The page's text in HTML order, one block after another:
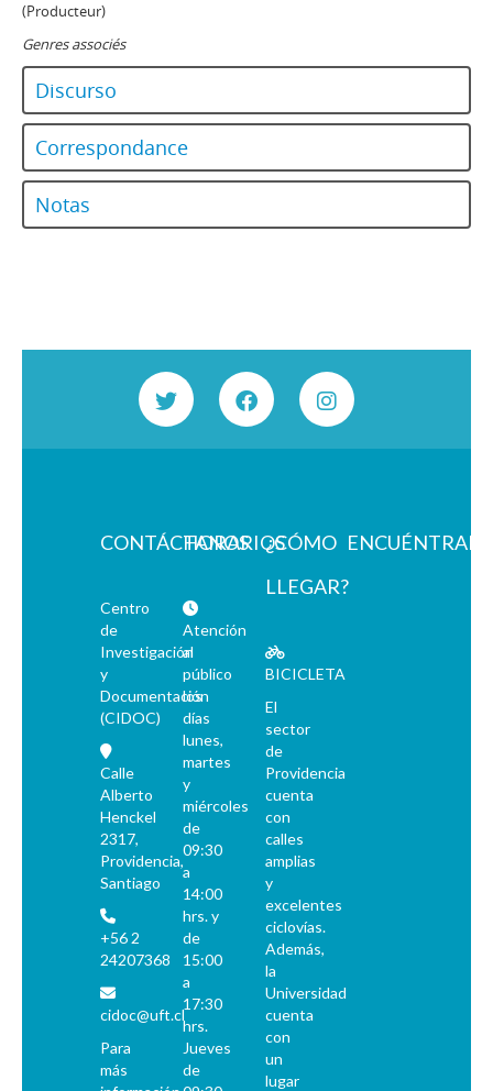
(Producteur)
Genres associés
Discurso
Correspondance
Notas
CONTÁCTANOS
Centro
de
Investigación
y
Documentación
(CIDOC)
Calle
Alberto
Henckel
2317,
Providencia,
Santiago
+56 2
24207368
cidoc@uft.cl
Para
más
HORARIOS
Atención
al
público
los
días
lunes,
martes
y
miércoles
de
09:30
a
14:00
hrs. y
de
15:00
a
17:30
hrs.
Jueves
de
¿CÓMO
LLEGAR?
BICICLETA
El
sector
de
Providencia
cuenta
con
calles
amplias
y
excelentes
ciclovías.
Además,
la
Universidad
cuenta
con
un
lugar